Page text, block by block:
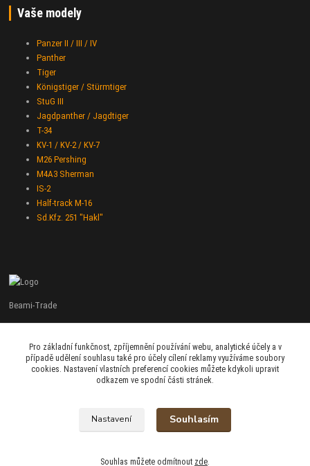
Vaše modely
Panzer II / III / IV
Panther
Tiger
Königstiger / Stürmtiger
StuG III
Jagdpanther / Jagdtiger
T-34
KV-1 / KV-2 / KV-7
M26 Pershing
M4A3 Sherman
IS-2
Half-track M-16
Sd.Kfz. 251 "Hakl"
Beami-Trade
+420 775 427 778
Po - Pá 9:00 - 16:00
admin@beami-trade.cz
beami & coshboy © 2007-2026
Pro základní funkčnost, zpříjemnění používání webu, analytické účely a v
případě udělení souhlasu také pro účely cílení reklamy využíváme soubory
cookies. Nastavení vlastních preferencí cookies můžete kdykoli upravit
odkazem ve spodní části stránek.
Nastavení Souhlasím
Souhlas můžete odmítnout zde.